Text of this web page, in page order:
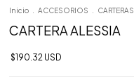
Inicio ACCESORIOS CARTERAS
CARTERA ALESSIA
$190.32 USD